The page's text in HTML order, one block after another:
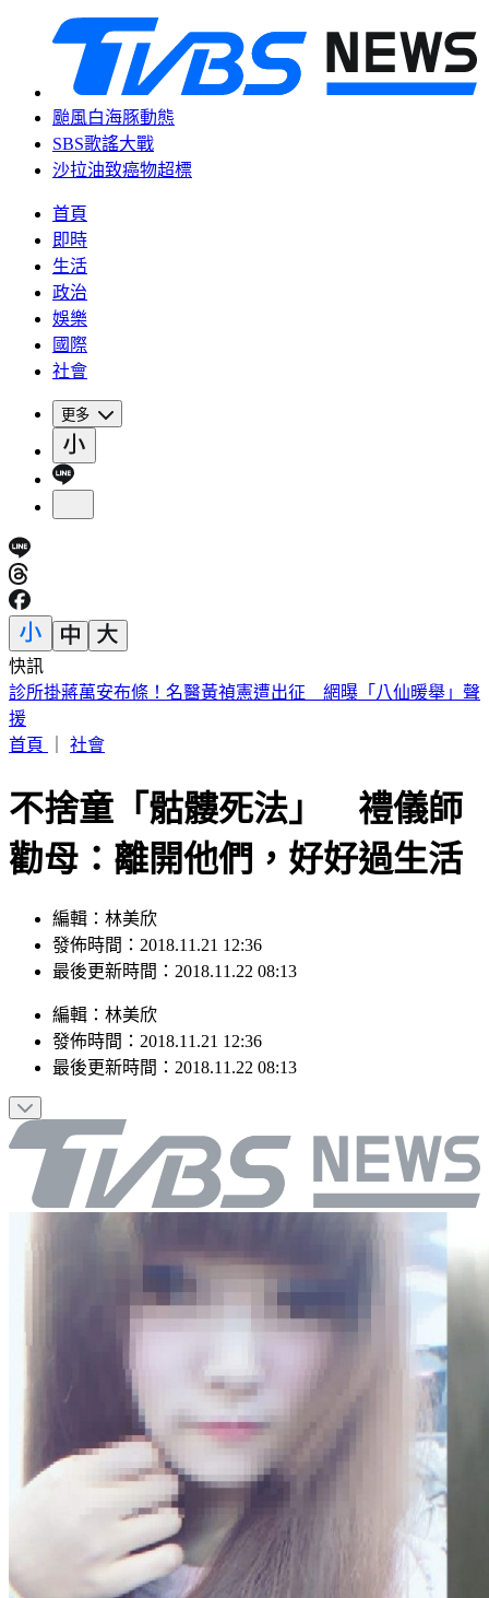
颱風白海豚動態
SBS歌謠大戰
沙拉油致癌物超標
首頁
即時
生活
政治
娛樂
國際
社會
更多
快訊
王凱靈堂曝光！黑色郵筒藏思念 70歲母缺席原因超催淚
首頁
不捨童「骷髏死法」 禮儀師
勸母：離開他們，好好過生活
發佈時間：2018.11.21 12:36
最後更新時間：2018.11.22 08:13
發佈時間：2018.11.21 12:36
最後更新時間：2018.11.22 08:13